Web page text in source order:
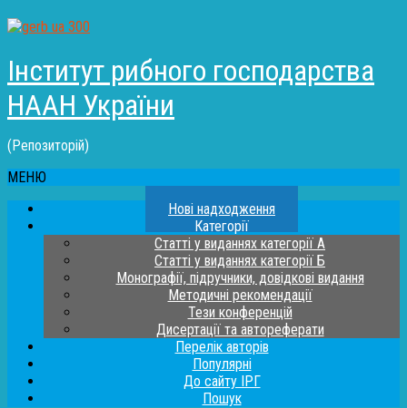
Інститут рибного господарства
НААН України
(Репозиторій)
МЕНЮ
Нові надходження
Категорії
Статті у виданнях категорії А
Статті у виданнях категорії Б
Монографії, підручники, довідкові видання
Методичні рекомендації
Тези конференцій
Дисертації та автореферати
Перелік авторів
Популярні
До сайту ІРГ
Пошук